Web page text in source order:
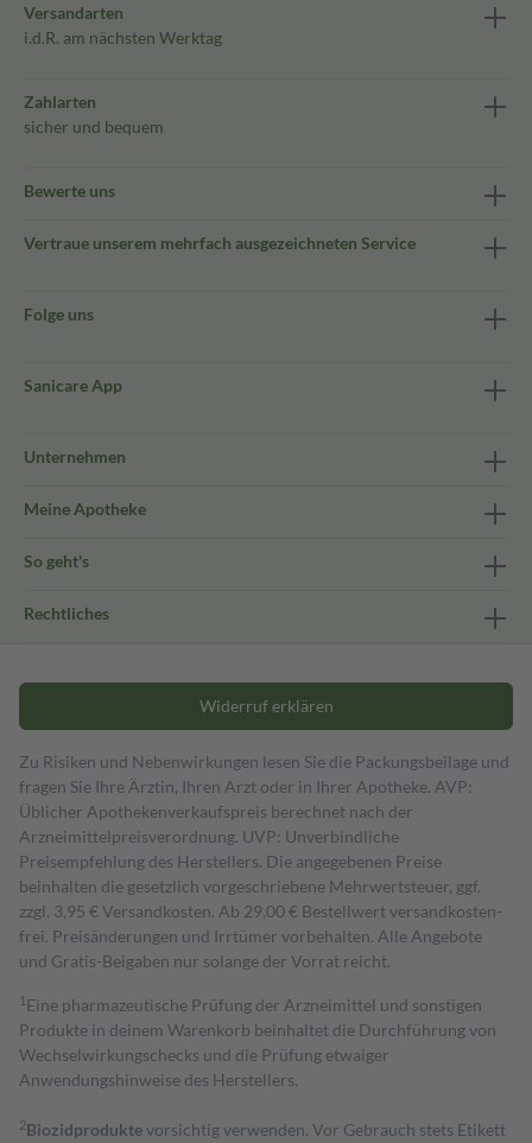
Versandarten
i.d.R. am nächsten Werktag
Zahlarten
sicher und bequem
Bewerte uns
Vertraue unserem mehrfach ausgezeichneten Service
Folge uns
Sanicare App
Unternehmen
Meine Apotheke
So geht's
Rechtliches
Widerruf erklären
Zu Risiken und Nebenwirkungen lesen Sie die Packungsbeilage und
fragen Sie Ihre Ärztin, Ihren Arzt oder in Ihrer Apotheke. AVP:
Üblicher Apothekenverkaufspreis berechnet nach der
Arzneimittelpreisverordnung. UVP: Unverbindliche
Preisempfehlung des Herstellers. Die angegebenen Preise
beinhalten die gesetzlich vorgeschriebene Mehrwertsteuer, ggf.
zzgl. 3,95 € Versandkosten. Ab 29,00 € Bestell­wert versand­kosten­
frei. Preisänderungen und Irrtümer vorbehalten. Alle Angebote
und Gratis-Beigaben nur solange der Vorrat reicht.
1 Eine pharmazeutische Prüfung der Arzneimittel und sonstigen
Produkte in deinem Warenkorb beinhaltet die Durchführung von
Wechselwirkungschecks und die Prüfung etwaiger
Anwendungshinweise des Herstellers.
2Biozidproduktevorsichtig verwenden. Vor Gebrauch stets Etikett